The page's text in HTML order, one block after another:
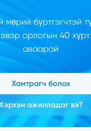
мөрий бүртгэгчтэй
орлогын 40
аваарай
Хамтрагч болох
ажилладаг вэ?